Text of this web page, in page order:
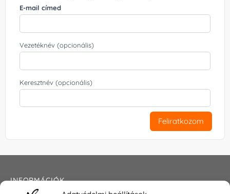
E-mail címed
Vezetéknév (opcionális)
Keresztnév (opcionális)
Feliratkozom
INFORMÁCIÓK